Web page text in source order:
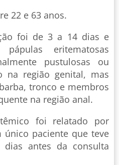
22 e 63 anos.
foi de 3 a 14 dias e
pápulas eritematosas
pustulosas ou
na região genital, mas
tronco e membros
na região anal.
foi relatado por
único paciente que teve
antes da consulta